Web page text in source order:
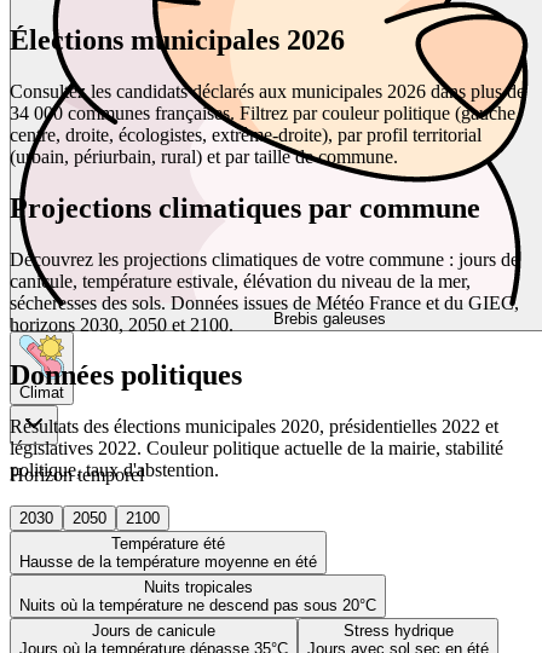
Brebis galeuses
Climat
Horizon temporel
2030 2050
2100
Température été
Hausse de la température moyenne en été
Nuits tropicales
Nuits où la température ne descend pas sous 20°C
Jours de canicule
Jours où la température dépasse 35°C
Stress hydrique
Jours avec sol sec en été
Élections municipales 2026
Consultez les candidats déclarés aux municipales 2026 dans plus de
34 000 communes françaises. Filtrez par couleur politique (gauche,
centre, droite, écologistes, extrême-droite), par profil territorial
(urbain, périurbain, rural) et par taille de commune.
Projections climatiques par commune
Découvrez les projections climatiques de votre commune : jours de
canicule, température estivale, élévation du niveau de la mer,
sécheresses des sols. Données issues de Météo France et du GIEC,
horizons 2030, 2050 et 2100.
Données politiques
Résultats des élections municipales 2020, présidentielles 2022 et
législatives 2022. Couleur politique actuelle de la mairie, stabilité
politique, taux d'abstention.